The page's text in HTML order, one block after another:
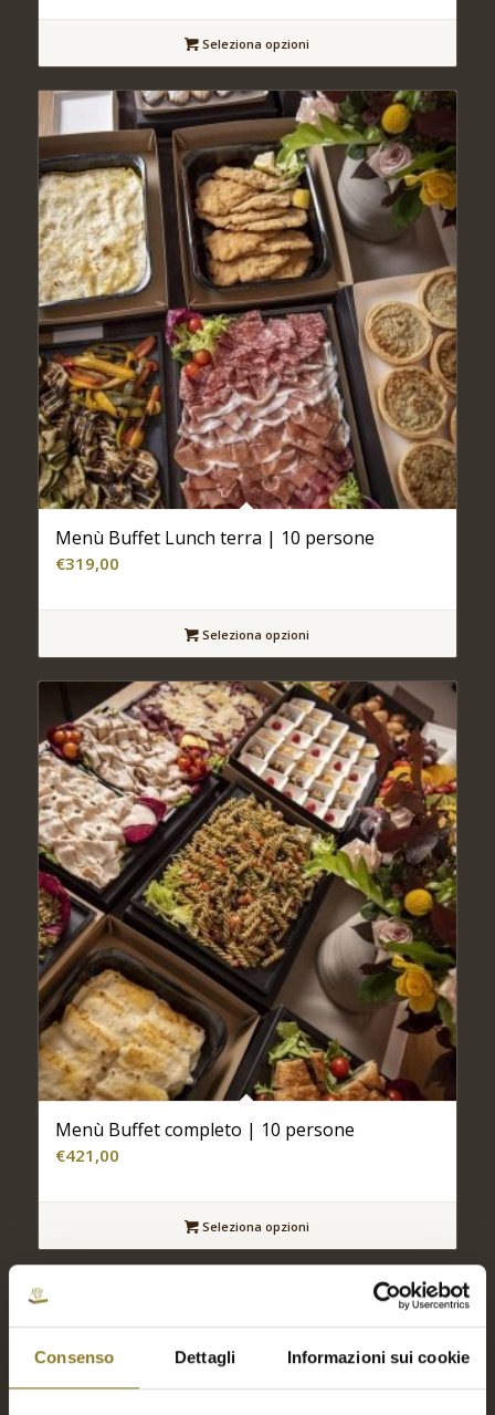
Consenso Dettagli Informazioni sui cookie
Seleziona opzioni
Menù Buffet Lunch terra | 10 persone
€319,00
Seleziona opzioni
Menù Buffet completo | 10 persone
€421,00
Seleziona opzioni